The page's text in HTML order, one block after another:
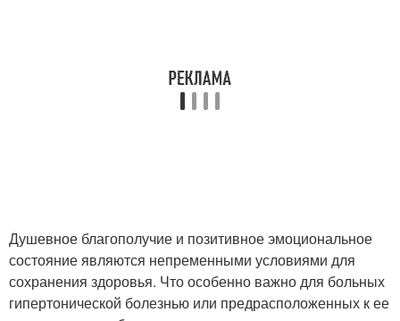
Душевное благополучие и позитивное эмоциональное
состояние являются непременными условиями для
сохранения здоровья. Что особенно важно для больных
гипертонической болезнью или предрасположенных к ее